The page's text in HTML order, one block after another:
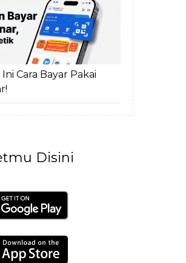
Cara Bayar Pakai
Disini